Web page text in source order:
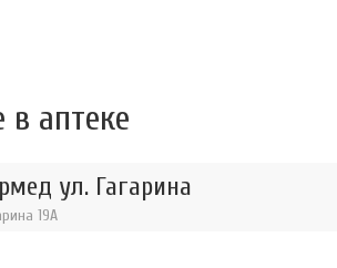
в аптеке
ул. Гагарина
19А